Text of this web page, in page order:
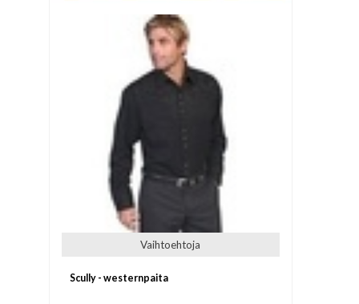
Vaihtoehtoja
Scully - westernpaita